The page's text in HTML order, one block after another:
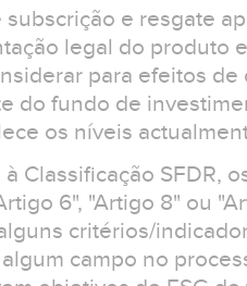
subscrição e resgate
legal do produto
para efeitos
do fundo de
os níveis
à Classificação SFDR,
6", "Artigo 8" ou
critérios/
campo no